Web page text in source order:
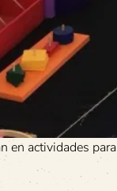
en actividades